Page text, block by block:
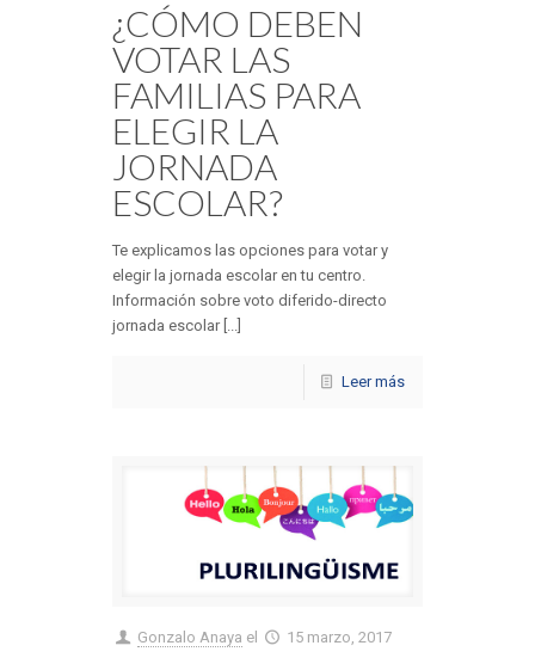
¿CÓMO DEBEN
VOTAR LAS
FAMILIAS PARA
ELEGIR LA
JORNADA
ESCOLAR?
Te explicamos las opciones para votar y
elegir la jornada escolar en tu centro.
Información sobre voto diferido-directo
jornada escolar [...]
Leer más
Gonzalo Anaya el 15 marzo, 2017